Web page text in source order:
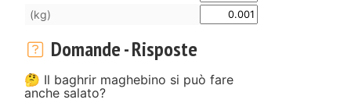
(kg)
Domande - Risposte
🤔 Il baghrir maghebino si può fare
anche salato?